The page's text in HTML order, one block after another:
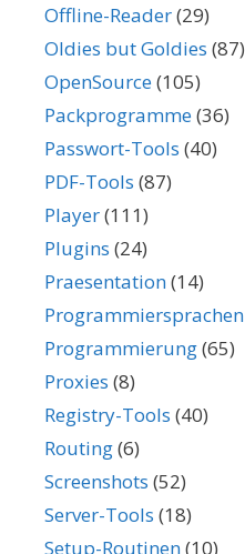
Offline-Reader(29)
Oldies but Goldies (87)
OpenSource(105)
Packprogramme(36)
Passwort-Tools (40)
PDF-Tools (87)
Player(111)
Plugins (24)
Praesentation(14)
Programmiersprachen
Programmierung(65)
Proxies (8)
Registry-Tools (40)
Routing(6)
Screenshots (52)
Server-Tools (18)
Setup-Routinen(10)